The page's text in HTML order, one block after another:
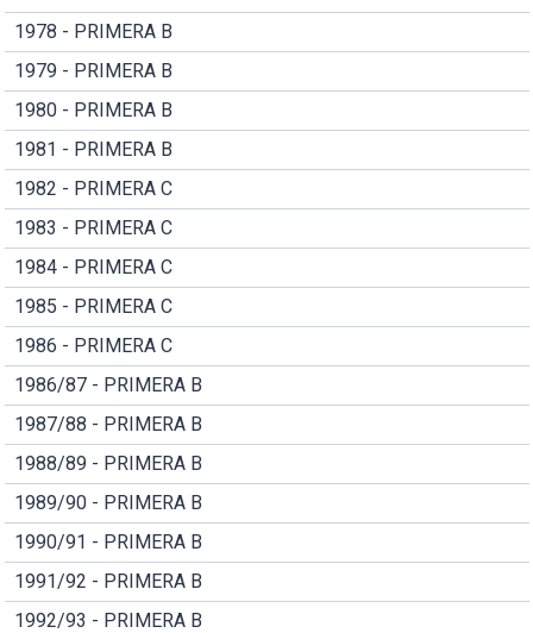
1978 - PRIMERA B
1979 - PRIMERA B
1980 - PRIMERA B
1981 - PRIMERA B
1982 - PRIMERA C
1983 - PRIMERA C
1984 - PRIMERA C
1985 - PRIMERA C
1986 - PRIMERA C
1986/87 - PRIMERA B
1987/88 - PRIMERA B
1988/89 - PRIMERA B
1989/90 - PRIMERA B
1990/91 - PRIMERA B
1991/92 - PRIMERA B
1992/93 - PRIMERA B